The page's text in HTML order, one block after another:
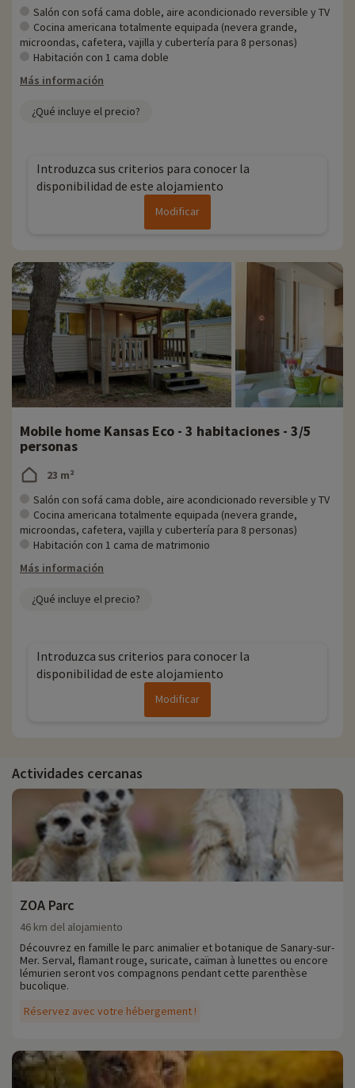
Salón con sofá cama doble, aire acondicionado reversible y TV
Cocina americana totalmente equipada (nevera grande,
microondas, cafetera, vajilla y cubertería para 8 personas)
Habitación con 1 cama doble
Más información
¿Qué incluye el precio?
Introduzca sus criterios para conocer la
disponibilidad de este alojamiento
Modificar
Mobile home Kansas Eco - 3 habitaciones - 3/5
personas
23 m²
Salón con sofá cama doble, aire acondicionado reversible y TV
Cocina americana totalmente equipada (nevera grande,
microondas, cafetera, vajilla y cubertería para 8 personas)
Habitación con 1 cama de matrimonio
Más información
¿Qué incluye el precio?
Introduzca sus criterios para conocer la
disponibilidad de este alojamiento
Modificar
Actividades cercanas
ZOA Parc
Réservez avec votre hébergement !
46 km del alojamiento
Découvrez en famille le parc animalier et botanique de Sanary-sur-
Mer. Serval, flamant rouge, suricate, caïman à lunettes ou encore
lémurien seront vos compagnons pendant cette parenthèse
bucolique.